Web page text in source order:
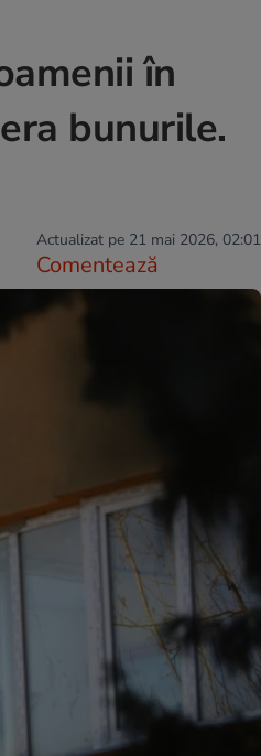
în
bunurile.
Actualizat pe 21 mai 2026, 02:01
Comentează